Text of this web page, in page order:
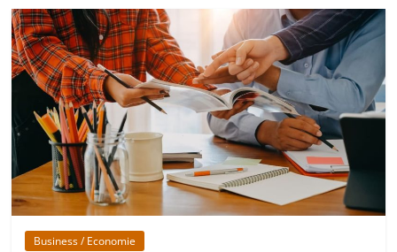
Next Terra International : des solutions logistiques au service
du commerce international
Business / Economie